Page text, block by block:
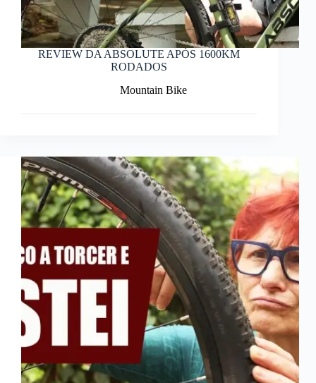
REVIEW DA ABSOLUTE APÓS 1600KM
RODADOS
Mountain Bike